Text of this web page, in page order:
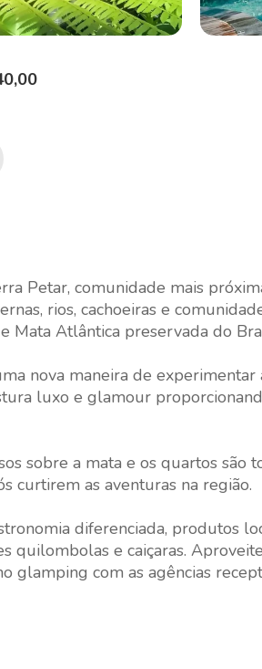
Petar, comunidade mais
rios, cachoeiras e
Mata Atlântica preservada do
nova maneira de
luxo e glamour
sobre a mata e os quartos
curtirem as aventuras na região.
diferenciada, produtos
quilombolas e caiçaras.
glamping com as agências